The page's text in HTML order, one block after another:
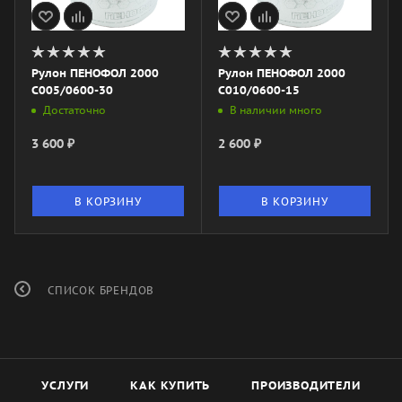
Рулон ПЕНОФОЛ 2000
C005/0600-30
Достаточно
3 600 ₽
В КОРЗИНУ
Рулон ПЕНОФОЛ 2000
C010/0600-15
В наличии много
2 600 ₽
В КОРЗИНУ
СПИСОК БРЕНДОВ
УСЛУГИ КАК КУПИТЬ ПРОИЗВОДИТЕЛИ